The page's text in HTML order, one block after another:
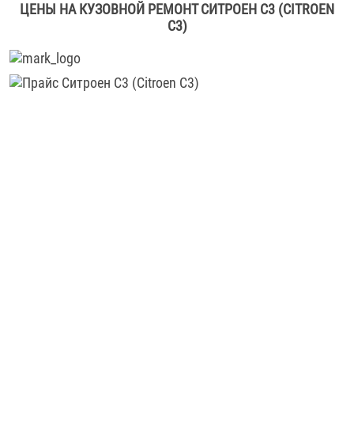
ЦЕНЫ НА КУЗОВНОЙ РЕМОНТ СИТРОЕН С3 (CITROEN
C3)